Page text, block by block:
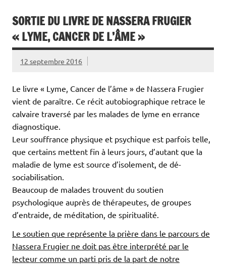
SORTIE DU LIVRE DE NASSERA FRUGIER
« LYME, CANCER DE L’ÂME »
12 septembre 2016
Le livre « Lyme, Cancer de l’âme » de Nassera Frugier
vient de paraître. Ce récit autobiographique retrace le
calvaire traversé par les malades de lyme en errance
diagnostique.
Leur souffrance physique et psychique est parfois telle,
que certains mettent fin à leurs jours, d’autant que la
maladie de lyme est source d’isolement, de dé-
sociabilisation.
Beaucoup de malades trouvent du soutien
psychologique auprès de thérapeutes, de groupes
d’entraide, de méditation, de spiritualité.
Le soutien que représente la prière dans le parcours de
Nassera Frugier ne doit pas être interprété par le
lecteur comme un parti pris de la part de notre